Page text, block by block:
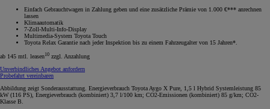
Einfach Gebrauchtwagen in Zahlung geben und eine zusätzliche Prämie von 1.000 €*** anrechnen
lassen
Klimaautomatik
7-Zoll-Multi-Info-Display
Multimedia-System Toyota Touch
Toyota Relax Garantie nach jeder Inspektion bis zu einem Fahrzeugalter von 15 Jahren*.
ab 145 mtl. leasen10 zzgl. Anzahlung
Unverbindliches Angebot anfordern
Probefahrt vereinbaren
Abbildung zeigt Sonderausstattung. Energieverbrauch Toyota Aygo X Pure, 1,5 l Hybrid Systemleistung 85
kW (116 PS), Energieverbrauch (kombiniert) 3,7 l/100 km; CO2-Emissionen (kombiniert) 85 g/km; CO2-
Klasse B.